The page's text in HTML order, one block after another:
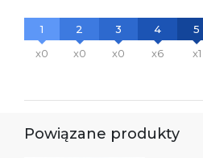
1
x0
2
x0
3
x0
4
x6
5
x1
Powiązane produkty